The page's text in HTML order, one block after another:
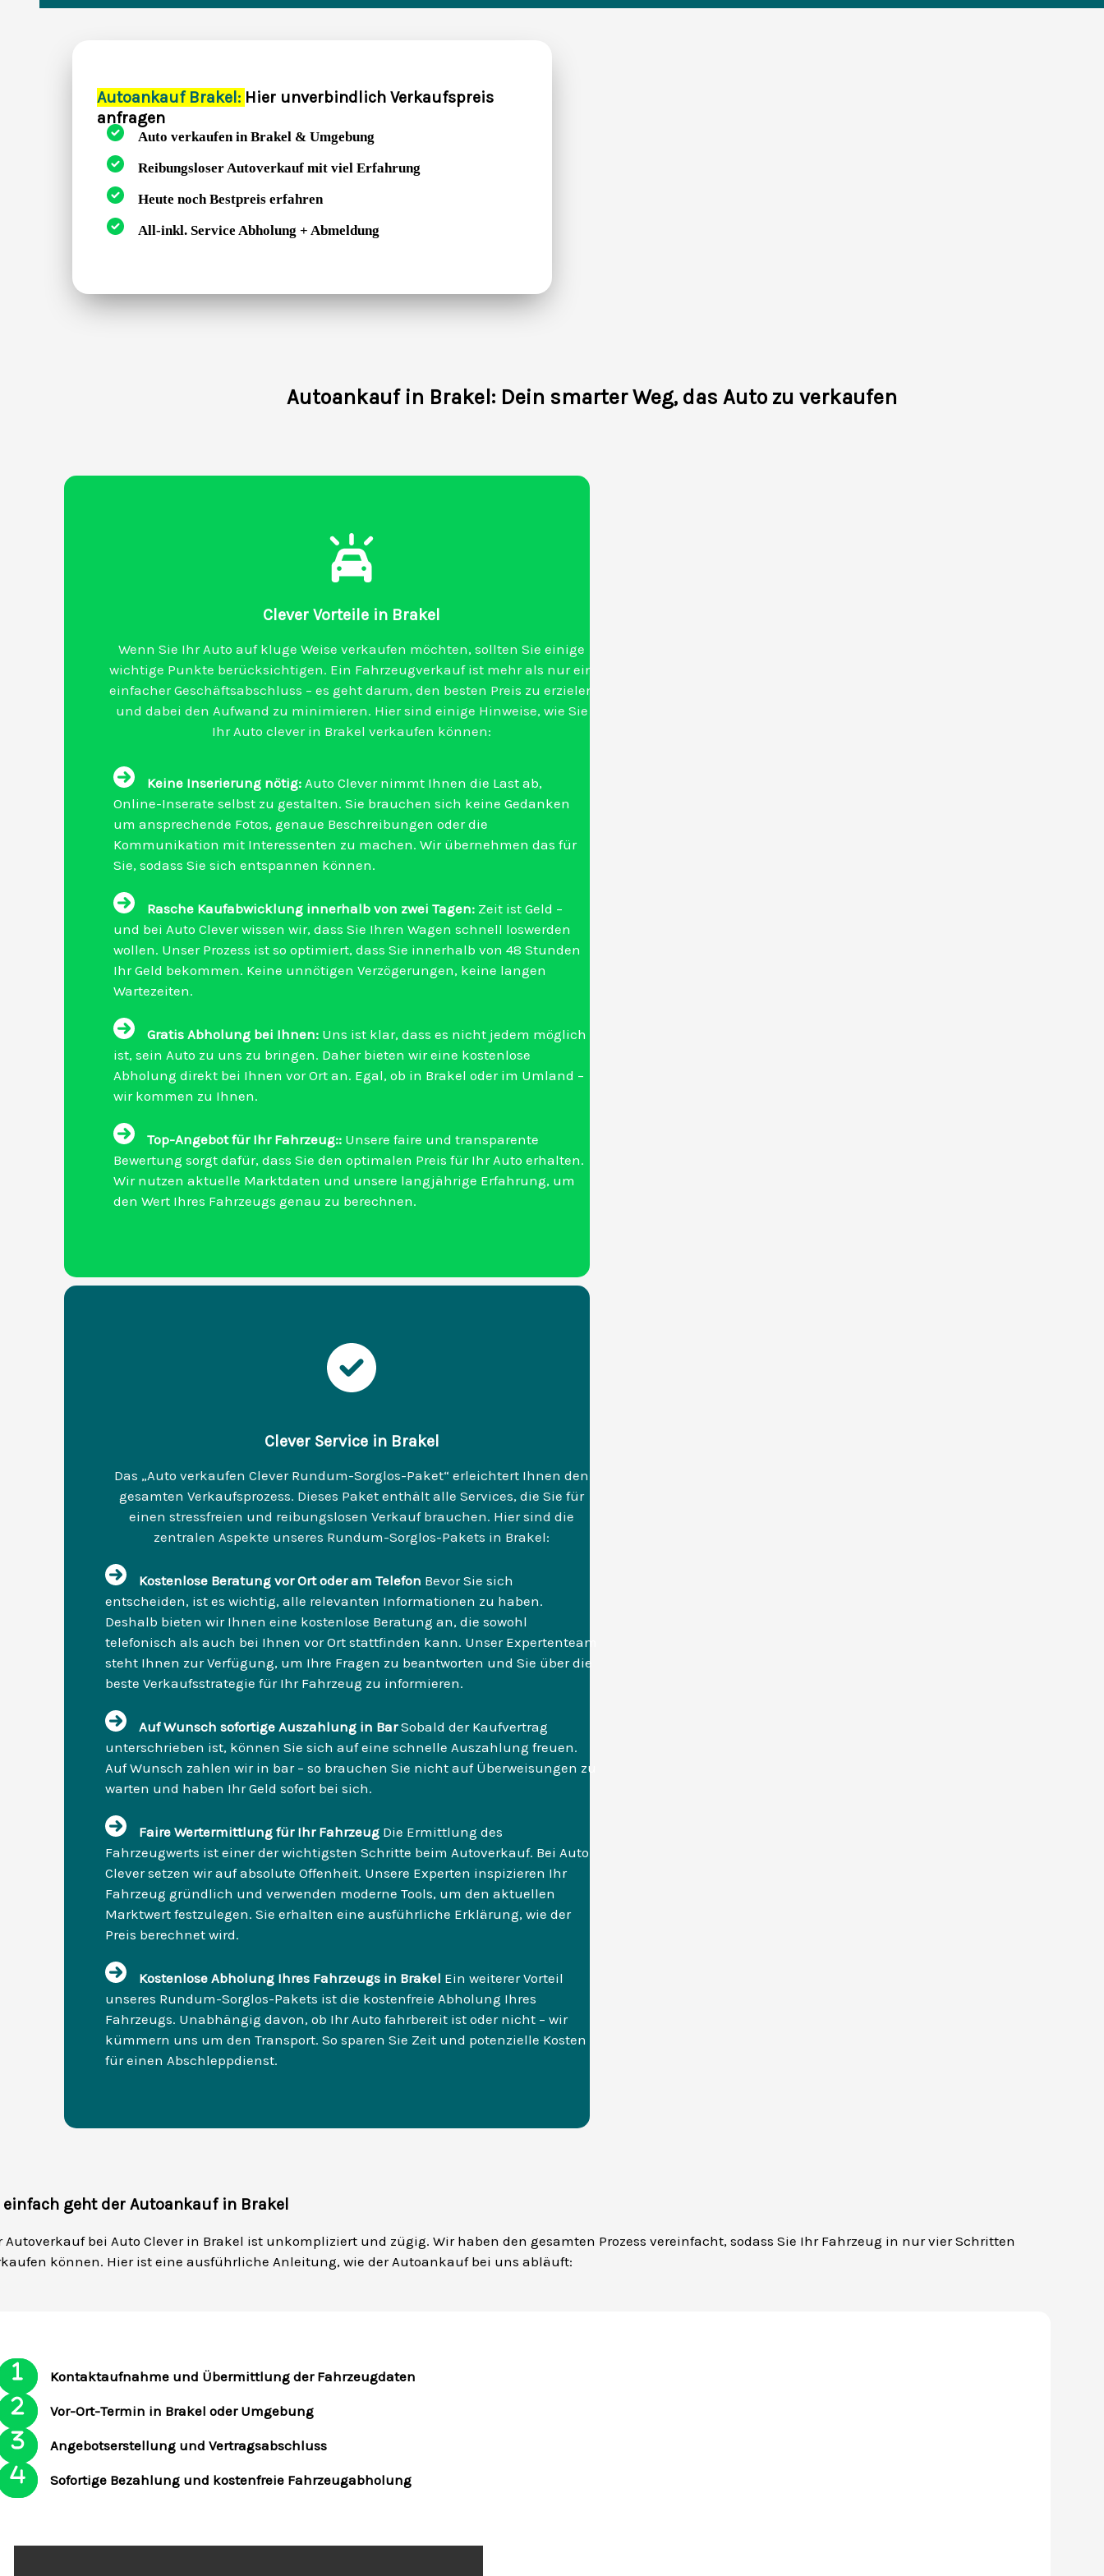
Autoankauf Brakel: Hier unverbindlich Verkaufspreis
anfragen
Auto verkaufen in Brakel & Umgebung
Reibungsloser Autoverkauf mit viel Erfahrung
Heute noch Bestpreis erfahren
All-inkl. Service Abholung + Abmeldung
Autoankauf in Brakel: Dein smarter Weg, das Auto zu verkaufen
Clever Vorteile in Brakel
Wenn Sie Ihr Auto auf kluge Weise verkaufen möchten, sollten Sie einige
wichtige Punkte berücksichtigen. Ein Fahrzeugverkauf ist mehr als nur ein
einfacher Geschäftsabschluss – es geht darum, den besten Preis zu erzielen
und dabei den Aufwand zu minimieren. Hier sind einige Hinweise, wie Sie
Ihr Auto clever in Brakel verkaufen können:
Keine Inserierung nötig: Auto Clever nimmt Ihnen die Last ab,
Online-Inserate selbst zu gestalten. Sie brauchen sich keine Gedanken
um ansprechende Fotos, genaue Beschreibungen oder die
Kommunikation mit Interessenten zu machen. Wir übernehmen das für
Sie, sodass Sie sich entspannen können.
Rasche Kaufabwicklung innerhalb von zwei Tagen: Zeit ist Geld –
und bei Auto Clever wissen wir, dass Sie Ihren Wagen schnell loswerden
wollen. Unser Prozess ist so optimiert, dass Sie innerhalb von 48 Stunden
Ihr Geld bekommen. Keine unnötigen Verzögerungen, keine langen
Wartezeiten.
Gratis Abholung bei Ihnen: Uns ist klar, dass es nicht jedem möglich
ist, sein Auto zu uns zu bringen. Daher bieten wir eine kostenlose
Abholung direkt bei Ihnen vor Ort an. Egal, ob in Brakel oder im Umland –
wir kommen zu Ihnen.
Top-Angebot für Ihr Fahrzeug:: Unsere faire und transparente
Bewertung sorgt dafür, dass Sie den optimalen Preis für Ihr Auto erhalten.
Wir nutzen aktuelle Marktdaten und unsere langjährige Erfahrung, um
den Wert Ihres Fahrzeugs genau zu berechnen.
Clever Service in Brakel
Das „Auto verkaufen Clever Rundum-Sorglos-Paket“ erleichtert Ihnen den
gesamten Verkaufsprozess. Dieses Paket enthält alle Services, die Sie für
einen stressfreien und reibungslosen Verkauf brauchen. Hier sind die
zentralen Aspekte unseres Rundum-Sorglos-Pakets in Brakel:
Kostenlose Beratung vor Ort oder am Telefon Bevor Sie sich
entscheiden, ist es wichtig, alle relevanten Informationen zu haben.
Deshalb bieten wir Ihnen eine kostenlose Beratung an, die sowohl
telefonisch als auch bei Ihnen vor Ort stattfinden kann. Unser Expertenteam
steht Ihnen zur Verfügung, um Ihre Fragen zu beantworten und Sie über die
beste Verkaufsstrategie für Ihr Fahrzeug zu informieren.
Auf Wunsch sofortige Auszahlung in BarSobald der Kaufvertrag
unterschrieben ist, können Sie sich auf eine schnelle Auszahlung freuen.
Auf Wunsch zahlen wir in bar – so brauchen Sie nicht auf Überweisungen zu
warten und haben Ihr Geld sofort bei sich.
Faire Wertermittlung für Ihr Fahrzeug Die Ermittlung des
Fahrzeugwerts ist einer der wichtigsten Schritte beim Autoverkauf. Bei Auto
Clever setzen wir auf absolute Offenheit. Unsere Experten inspizieren Ihr
Fahrzeug gründlich und verwenden moderne Tools, um den aktuellen
Marktwert festzulegen. Sie erhalten eine ausführliche Erklärung, wie der
Preis berechnet wird.
Kostenlose Abholung Ihres Fahrzeugs in Brakel Ein weiterer Vorteil
unseres Rundum-Sorglos-Pakets ist die kostenfreie Abholung Ihres
Fahrzeugs. Unabhängig davon, ob Ihr Auto fahrbereit ist oder nicht – wir
kümmern uns um den Transport. So sparen Sie Zeit und potenzielle Kosten
für einen Abschleppdienst.
einfach geht der Autoankauf in Brakel
Autoverkauf bei Auto Clever in Brakel ist unkompliziert und zügig. Wir haben den gesamten Prozess vereinfacht, sodass Sie Ihr Fahrzeug in nur vier Schritten
können. Hier ist eine ausführliche Anleitung, wie der Autoankauf bei uns abläuft:
Kontaktaufnahme und Übermittlung der Fahrzeugdaten
Vor-Ort-Termin in Brakel oder Umgebung
Angebotserstellung und Vertragsabschluss
Sofortige Bezahlung und kostenfreie Fahrzeugabholung